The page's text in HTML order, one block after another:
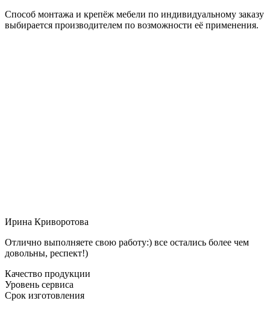
Способ монтажа и крепёж мебели по индивидуальному заказу
выбирается производителем по возможности её применения.
Ирина Криворотова
Отлично выполняете свою работу:) все остались более чем
довольны, респект!)
Качество продукции
Уровень сервиса
Срок изготовления